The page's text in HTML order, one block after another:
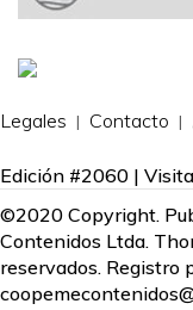
Legales Contacto
Edición #2060 |
©2020 Copyright.
Contenidos Ltda.
reservados. Registro